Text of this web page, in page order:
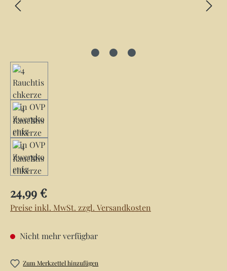
Regulärer Preis:
24,99 €
Preise inkl. MwSt. zzgl. Versandkosten
Nicht mehr verfügbar
Zum Merkzettel hinzufügen